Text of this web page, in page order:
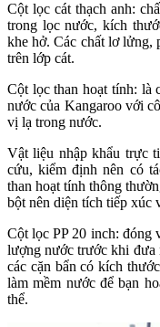
Cột lọc cát thạch anh:
trong lọc nước, kích
khe hở. Các chất lơ lửng,
trên lớp cát.
Cột lọc than hoạt tính: là
nước của Kangaroo với
vị lạ trong nước.
Vật liệu nhập khẩu trực
cứu, kiểm định nên có
than hoạt tính thông
bột nên diện tích tiếp xúc
Cột lọc PP 20 inch: đóng
lượng nước trước khi đưa
các cặn bẩn có kích
làm mềm nước để bạn
thể.